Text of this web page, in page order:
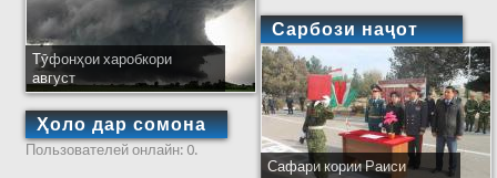
Тӯфонҳои харобкори
август
Ҳоло дар сомона
Пользователей онлайн: 0.
Сарбози наҷот
Сафари кории Раиси